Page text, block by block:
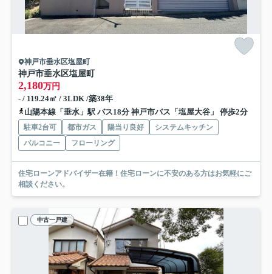
神戸市垂水区塩屋町
神戸市垂水区塩屋町
2,180万円
- / 119.24㎡ / 3LDK /築38年
山陽本線「垂水」駅 バス18分 神戸市バス「塩屋大谷」 停歩2分
駐車2台可 都市ガス 陽当り良好
システムキッチン
バルコニー
フローリング
住宅ローンアドバイザー在籍！住宅ローンに不安のある方はお気軽にご
相談ください。
中古一戸建